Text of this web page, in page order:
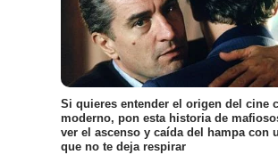
Si quieres entender el origen del cine
moderno, pon esta historia de
ver el ascenso y caída del hampa con
que no te deja respirar